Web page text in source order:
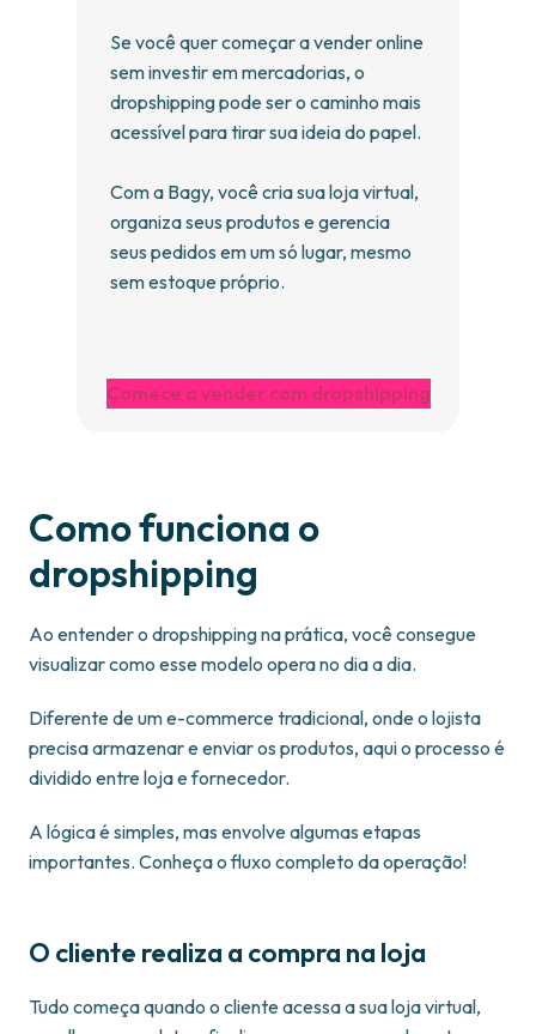
Se você quer começar a vender online
sem investir em mercadorias, o
dropshipping pode ser o caminho mais
acessível para tirar sua ideia do papel.
Com a Bagy, você cria sua loja virtual,
organiza seus produtos e gerencia
seus pedidos em um só lugar, mesmo
sem estoque próprio.
Comece a vender com dropshipping
Como funciona o
dropshipping
Ao entender o dropshipping na prática, você consegue
visualizar como esse modelo opera no dia a dia.
Diferente de um e-commerce tradicional, onde o lojista
precisa armazenar e enviar os produtos, aqui o processo é
dividido entre loja e fornecedor.
A lógica é simples, mas envolve algumas etapas
importantes. Conheça o fluxo completo da operação!
O cliente realiza a compra na loja
Tudo começa quando o cliente acessa a sua loja virtual,